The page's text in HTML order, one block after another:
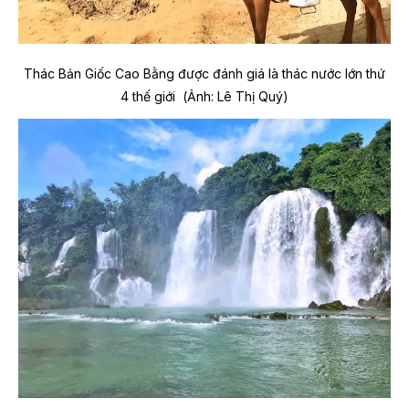
Thác Bản Giốc Cao Bằng được đánh giá là thác nước lớn thứ
4 thế giới (Ảnh: Lê Thị Quý)